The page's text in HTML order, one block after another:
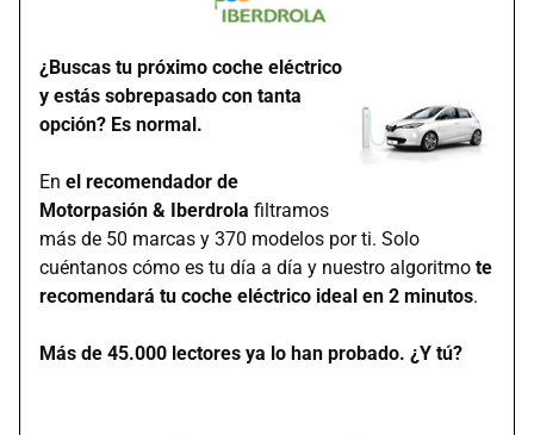
¿Buscas tu próximo coche eléctrico
y estás sobrepasado con tanta
opción? Es normal.
En el recomendador de
Motorpasión & Iberdrola filtramos
más de 50 marcas y 370 modelos por ti. Solo
cuéntanos cómo es tu día a día y nuestro algoritmo te
recomendará tu coche eléctrico ideal en 2 minutos.
Más de 45.000 lectores ya lo han probado. ¿Y tú?